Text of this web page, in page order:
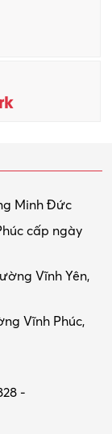
Minh Đức
cấp ngày
Vĩnh Yên,
Vĩnh Phúc,
-